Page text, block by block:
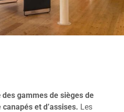
des gammes de sièges de
et d’assises. Les